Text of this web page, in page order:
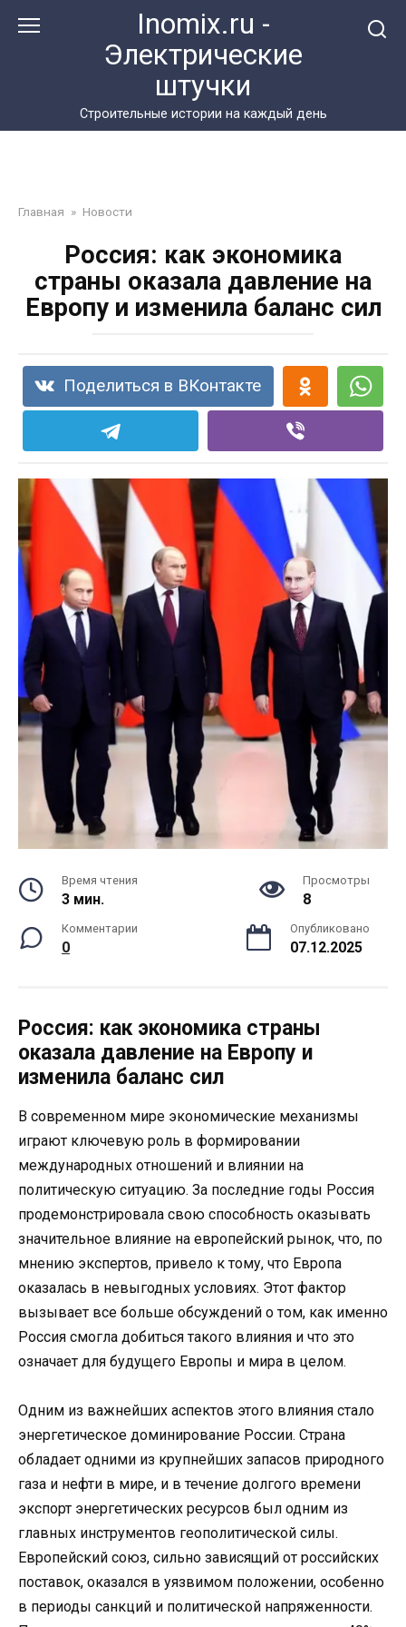
Inomix.ru -
Электрические
штучки
Cтроительные истории на каждый день
Главная » Новости
Россия: как экономика
страны оказала давление на
Европу и изменила баланс сил
Поделиться в ВКонтакте
Время чтения
3 мин.
Просмотры
8
Комментарии
0
Опубликовано
07.12.2025
Россия: как экономика страны
оказала давление на Европу и
изменила баланс сил
В современном мире экономические механизмы
играют ключевую роль в формировании
международных отношений и влиянии на
политическую ситуацию. За последние годы Россия
продемонстрировала свою способность оказывать
значительное влияние на европейский рынок, что, по
мнению экспертов, привело к тому, что Европа
оказалась в невыгодных условиях. Этот фактор
вызывает все больше обсуждений о том, как именно
Россия смогла добиться такого влияния и что это
означает для будущего Европы и мира в целом.
Одним из важнейших аспектов этого влияния стало
энергетическое доминирование России. Страна
обладает одними из крупнейших запасов природного
газа и нефти в мире, и в течение долгого времени
экспорт энергетических ресурсов был одним из
главных инструментов геополитической силы.
Европейский союз, сильно зависящий от российских
поставок, оказался в уязвимом положении, особенно
в периоды санкций и политической напряженности.